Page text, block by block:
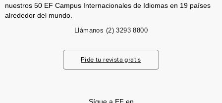
nuestros 50 EF Campus Internacionales de Idiomas en 19 países
alrededor del mundo.
Llámanos (2) 3293 8800
Pide tu revista gratis